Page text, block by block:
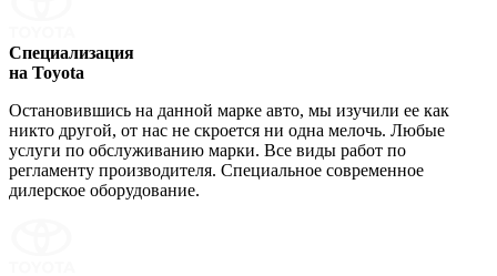
Специализация
на Toyota
Остановившись на данной марке авто, мы изучили ее как
никто другой, от нас не скроется ни одна мелочь. Любые
услуги по обслуживанию марки. Все виды работ по
регламенту производителя. Специальное современное
дилерское оборудование.